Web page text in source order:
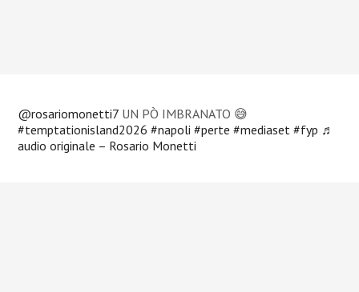
@rosariomonetti7 UN PÒ IMBRANATO 😅
#temptationisland2026 #napoli #perte #mediaset #fyp ♬
audio originale – Rosario Monetti